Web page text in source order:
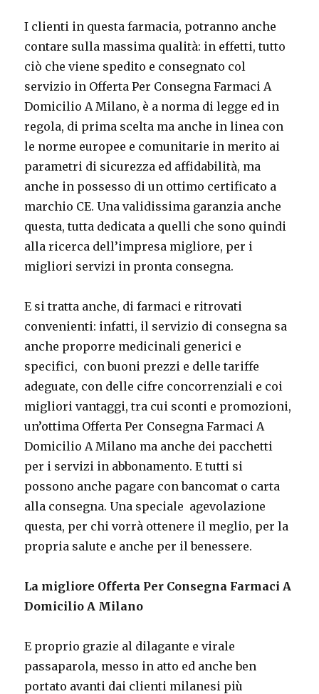
I clienti in questa farmacia, potranno anche
contare sulla massima qualità: in effetti, tutto
ciò che viene spedito e consegnato col
servizio in Offerta Per Consegna Farmaci A
Domicilio A Milano, è a norma di legge ed in
regola, di prima scelta ma anche in linea con
le norme europee e comunitarie in merito ai
parametri di sicurezza ed affidabilità, ma
anche in possesso di un ottimo certificato a
marchio CE. Una validissima garanzia anche
questa, tutta dedicata a quelli che sono quindi
alla ricerca dell’impresa migliore, per i
migliori servizi in pronta consegna.
E si tratta anche, di farmaci e ritrovati
convenienti: infatti, il servizio di consegna sa
anche proporre medicinali generici e
specifici, con buoni prezzi e delle tariffe
adeguate, con delle cifre concorrenziali e coi
migliori vantaggi, tra cui sconti e promozioni,
un’ottima Offerta Per Consegna Farmaci A
Domicilio A Milano ma anche dei pacchetti
per i servizi in abbonamento. E tutti si
possono anche pagare con bancomat o carta
alla consegna. Una speciale agevolazione
questa, per chi vorrà ottenere il meglio, per la
propria salute e anche per il benessere.
La migliore Offerta Per Consegna Farmaci A
Domicilio A Milano
E proprio grazie al dilagante e virale
passaparola, messo in atto ed anche ben
portato avanti dai clienti milanesi più